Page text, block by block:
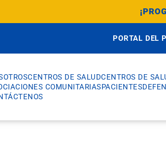
PORTAL DEL
CENTROS DE SALUDCENTROS DE
COMUNITARIASPACIENTES